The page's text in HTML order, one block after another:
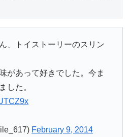
、トイストーリーのスリン
があって好きでした。今ま
した。
February 9, 2014